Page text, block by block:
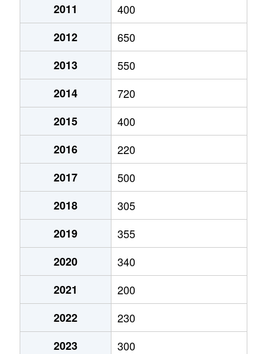
2011
400
2012
650
2013
550
2014
720
2015
400
2016
220
2017
500
2018
305
2019
355
2020
340
2021
200
2022
230
2023
300